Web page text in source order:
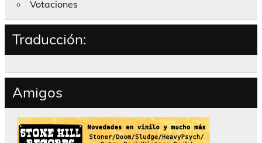
Votaciones
Traducción:
Amigos